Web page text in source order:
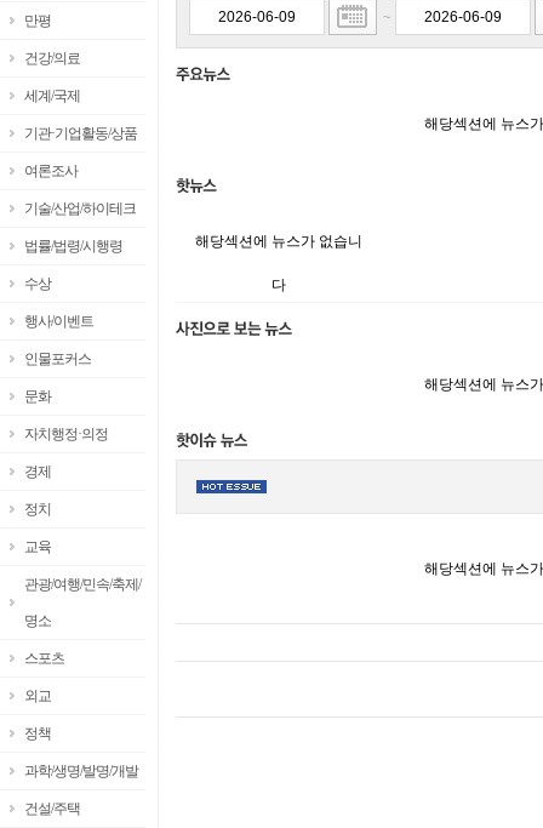
만평
건강/의료
세계/국제
기관·기업활동/상품
여론조사
기술/산업/하이테크
법률/법령/시행령
수상
행사/이벤트
인물포커스
문화
자치행정·의정
경제
정치
교육
관광/여행/민속/축제/
명소
스포츠
외교
정책
과학/생명/발명/개발
건설/주택
~
해당섹션에 뉴스
해당섹션에 뉴스가 없습니
다
해당섹션에 뉴스
해당섹션에 뉴스